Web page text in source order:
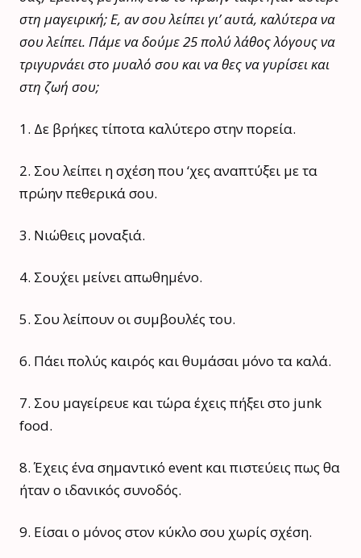
στη μαγειρική; Ε, αν σου λείπει γι’ αυτά, καλύτερα να
σου λείπει. Πάμε να δούμε 25 πολύ λάθος λόγους να
τριγυρνάει στο μυαλό σου και να θες να γυρίσει και
στη ζωή σου;
1. Δε βρήκες τίποτα καλύτερο στην πορεία.
2. Σου λείπει η σχέση που ‘χες αναπτύξει με τα
πρώην πεθερικά σου.
3. Νιώθεις μοναξιά.
4. Σου΄χει μείνει απωθημένο.
5. Σου λείπουν οι συμβουλές του.
6. Πάει πολύς καιρός και θυμάσαι μόνο τα καλά.
7. Σου μαγείρευε και τώρα έχεις πήξει στο junk
food.
8. Έχεις ένα σημαντικό event και πιστεύεις πως θα
ήταν ο ιδανικός συνοδός.
9. Είσαι ο μόνος στον κύκλο σου χωρίς σχέση.